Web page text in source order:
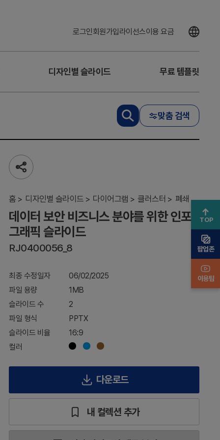
로그인회원가입라이선스이용 요금
디자인별 슬라이드 무료 템플릿
맞춤 검색
공
유
기
홈 디자인별 슬라이드 다이어그램 클러스터 폐쇄
데
비
니
스
분
를
위
한
인
포
그
슬
라
드
데이터 보안 비즈니스 분야를 위한 인포
그래픽 슬라이드
RJ0400056_8
최종 수정일자
06/02/2025
파일 용량
1MB
슬라이드 수
2
파일 형식
PPTX
슬라이드 비율
16:9
컬러
다운로드
내 컬렉션 추가
TOP
팝업존
이용팁